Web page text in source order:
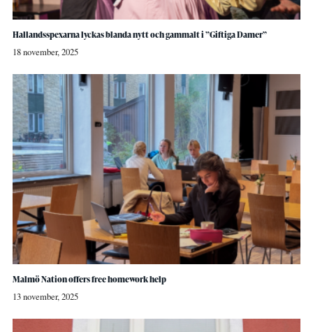
Hallandsspexarna lyckas blanda nytt och gammalt i ”Giftiga Damer”
18 november, 2025
Malmö Nation offers free homework help
13 november, 2025